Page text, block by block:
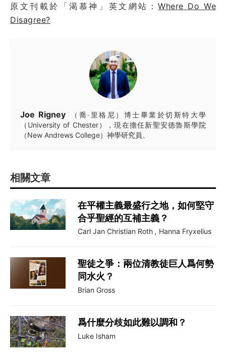
原文刊載於「渴慕神」英文網站：Where Do We
Disagree?
Joe Rigney
（喬·里格尼）博士畢業於切斯特大學
（University of Chester），現在擔任新聖安德魯斯學院
（New Andrews College）神學研究員。
相關文章
在平權主義最盛行之地，如何堅守
合乎聖經的互補主義？
Carl Jan Christian Roth , Hanna Fryxelius
聖徒之爭：兩位清教徒巨人爲何勢
同水火？
Brian Gross
爲什麼分歧如此難以調和？
Luke Isham